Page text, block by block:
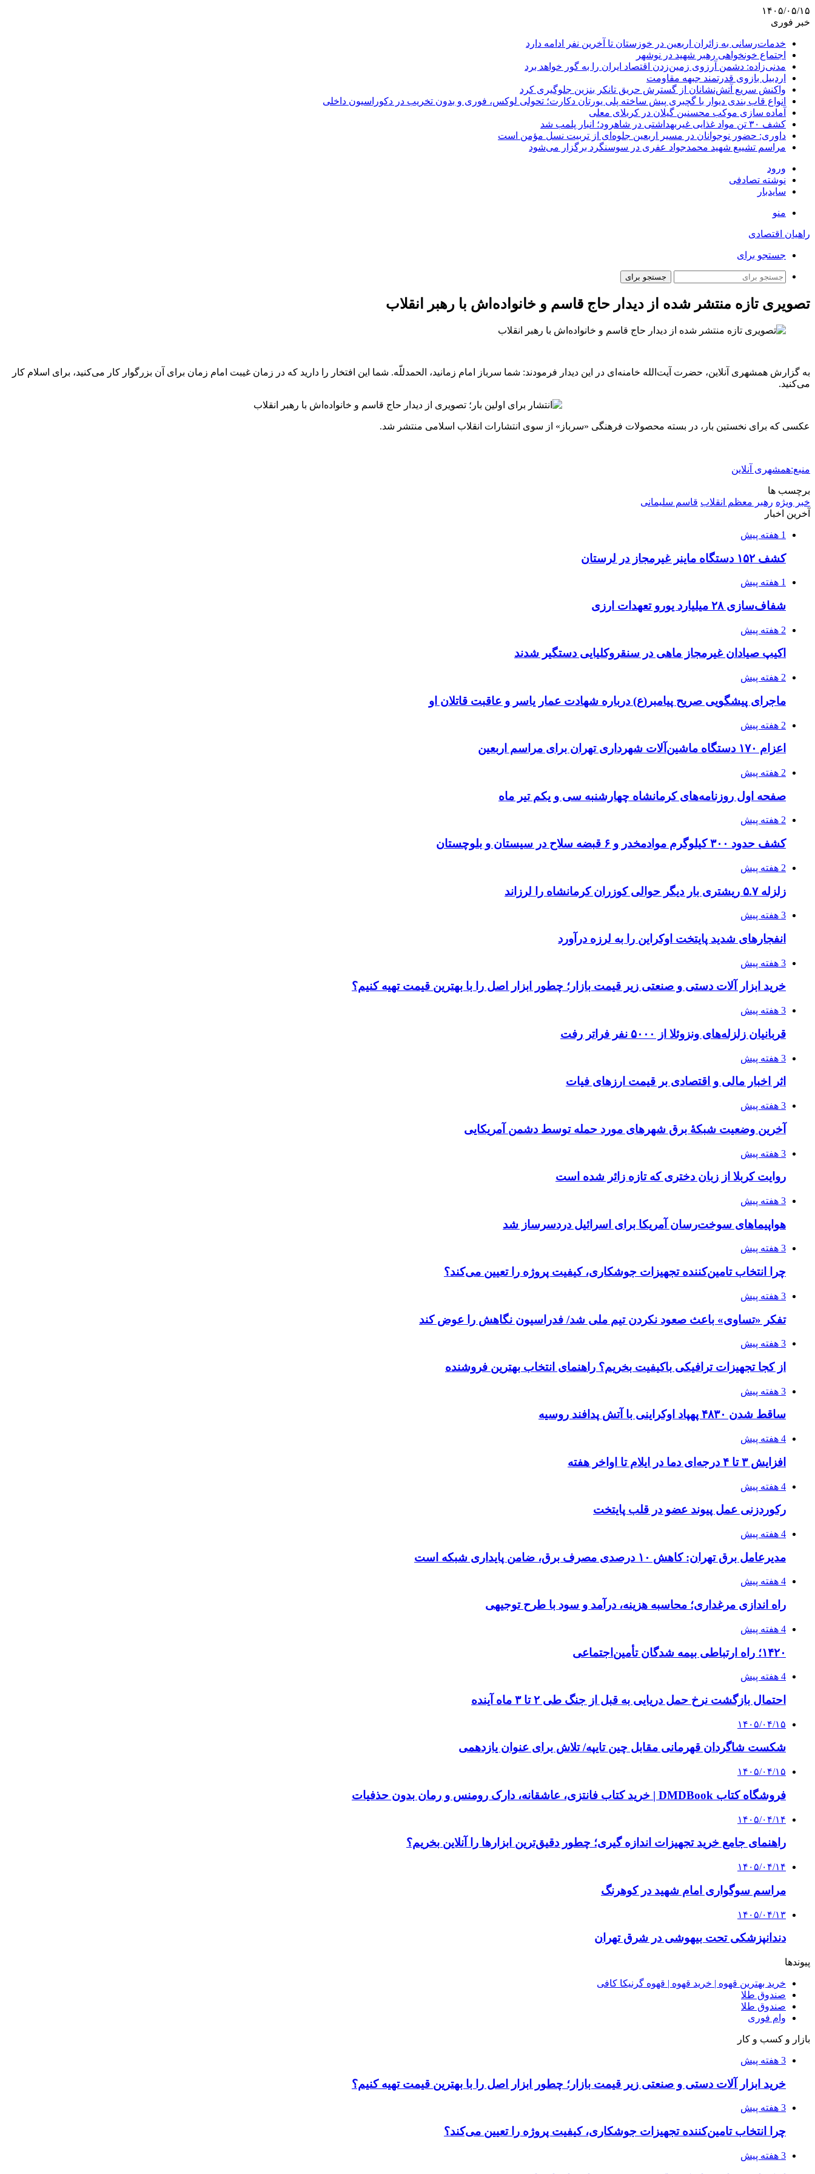
۱۴۰۵/۰۵/۱۵
خبر فوری
خدمات‌رسانی به زائران اربعین در خوزستان تا آخرین نفر ادامه دارد
اجتماع خونخواهی رهبر شهید در نوشهر
مدنی‌زاده: دشمن آرزوی زمین‌زدن اقتصاد ایران را به گور خواهد برد
اردبیل بازوی قدرتمند جبهه مقاومت
واکنش سریع آتش‌نشانان از گسترش حریق تانکر بنزین جلوگیری کرد
انواع قاب بندی دیوار با گچبری پیش ساخته پلی یورتان دکارت؛ تحولی لوکس، فوری و بدون تخریب در دکوراسیون داخلی
آماده سازی موکب محسنین گیلان در کربلای معلی
کشف ۳۰ تن مواد غذایی غیربهداشتی در شاهرود؛ انبار پلمب شد
داوری: حضور نوجوانان در مسیر اربعین جلوه‌ای از تربیت نسل مؤمن است
مراسم تشییع شهید محمدجواد عفری در سوسنگرد برگزار می‌شود
ورود
نوشته تصادفی
سایدبار
منو
راهیان اقتصادی
جستجو برای
جستجو برای
تصویری تازه منتشر شده از دیدار حاج قاسم و خانواده‌اش با رهبر انقلاب
به گزارش همشهری آنلاین،‌ حضرت آیت‌الله خامنه‌ای در این دیدار فرمودند: شما سرباز امام زمانید، الحمدللّه. شما این افتخار را دارید که در زمان غیبت امام زمان برای آن بزرگوار کار می‌کنید، برای اسلام کار
می‌کنید.
عکسی که برای نخستین بار، در بسته‌ محصولات فرهنگی «سرباز» از سوی انتشارات انقلاب اسلامی منتشر شد.
منبع:همشهری آنلاین
برچسب ها
خبر ویژه رهبر معظم انقلاب قاسم سلیمانی
آخرین اخبار
1 هفته پیش
کشف ۱۵۲ دستگاه ماینر غیرمجاز در لرستان
1 هفته پیش
شفاف‌سازی ۲۸ میلیارد یورو تعهدات ارزی
2 هفته پیش
اکیپ صیادان غیرمجاز ماهی در سنقروکلیایی دستگیر شدند
2 هفته پیش
ماجرای پیشگویی صریح پیامبر(ع) درباره شهادت عمار یاسر و عاقبت قاتلان او
2 هفته پیش
اعزام ۱۷۰ دستگاه ماشین‌آلات شهرداری تهران برای مراسم اربعین
2 هفته پیش
صفحه اول روزنامه‌های کرمانشاه چهارشنبه سی و یکم تیر ماه
2 هفته پیش
کشف حدود ۳۰۰ کیلوگرم موادمخدر و ۶ قبضه سلاح در سیستان و بلوچستان
2 هفته پیش
زلزله ۵.۷ ریشتری بار دیگر حوالی کوزران کرمانشاه را لرزاند
3 هفته پیش
انفجارهای شدید پایتخت اوکراین را به لرزه درآورد
3 هفته پیش
خرید ابزار آلات دستی و صنعتی زیر قیمت بازار؛ چطور ابزار اصل را با بهترین قیمت تهیه کنیم؟
3 هفته پیش
قربانیان زلزله‌های ونزوئلا از ۵۰۰۰ نفر فراتر رفت
3 هفته پیش
اثر اخبار مالی و اقتصادی بر قیمت ارزهای فیات
3 هفته پیش
آخرین وضعیت شبکۀ برق شهرهای مورد حمله توسط دشمن آمریکایی
3 هفته پیش
روایت کربلا از زبان دختری که تازه زائر شده است
3 هفته پیش
هواپیماهای سوخت‌رسان آمریکا برای اسرائیل دردسرساز شد
3 هفته پیش
چرا انتخاب تامین‌کننده تجهیزات جوشکاری، کیفیت پروژه را تعیین می‌کند؟
3 هفته پیش
تفکر «تساوی» باعث صعود نکردن تیم ملی شد/ فدراسیون نگاهش را عوض کند
3 هفته پیش
از کجا تجهیزات ترافیکی باکیفیت بخریم؟ راهنمای انتخاب بهترین فروشنده
3 هفته پیش
ساقط شدن ۴۸۳۰ پهپاد اوکراینی با آتش پدافند روسیه
4 هفته پیش
افزایش ۳ تا ۴ درجه‌ای دما در ایلام تا اواخر هفته
4 هفته پیش
رکوردزنی عمل پیوند عضو در قلب پایتخت
4 هفته پیش
مدیرعامل برق تهران: کاهش ۱۰ درصدی مصرف برق، ضامن پایداری شبکه است
4 هفته پیش
راه اندازی مرغداری؛ محاسبه هزینه، درآمد و سود با طرح توجیهی
4 هفته پیش
۱۴۲۰؛ راه ارتباطی بیمه شدگان تأمین‌اجتماعی
4 هفته پیش
احتمال بازگشت نرخ حمل دریایی به قبل از جنگ طی ۲ تا ۳ ماه آینده
۱۴۰۵/۰۴/۱۵
شکست شاگردان قهرمانی مقابل چین تایپه/ تلاش برای عنوان یازدهمی
۱۴۰۵/۰۴/۱۵
فروشگاه کتاب DMDBook | خرید کتاب فانتزی، عاشقانه، دارک رومنس و رمان بدون حذفیات
۱۴۰۵/۰۴/۱۴
راهنمای جامع خرید تجهیزات اندازه گیری؛ چطور دقیق‌ترین ابزارها را آنلاین بخریم؟
۱۴۰۵/۰۴/۱۴
مراسم سوگواری امام شهید در کوهرنگ
۱۴۰۵/۰۴/۱۳
دندانپزشکی تحت بیهوشی در شرق تهران
پیوندها
خرید بهترین قهوه | خرید قهوه | قهوه گرنیکا کافی
صندوق طلا
صندوق طلا
وام فوری
بازار و کسب و کار
3 هفته پیش
خرید ابزار آلات دستی و صنعتی زیر قیمت بازار؛ چطور ابزار اصل را با بهترین قیمت تهیه کنیم؟
3 هفته پیش
چرا انتخاب تامین‌کننده تجهیزات جوشکاری، کیفیت پروژه را تعیین می‌کند؟
3 هفته پیش